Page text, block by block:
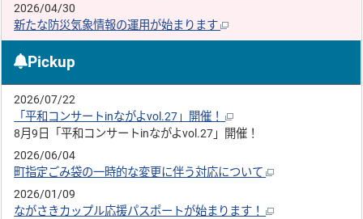
2026/04/30
新たな防災気象情報の運用が始まります
Pickup
2026/07/22
「平和コンサートinながよvol.27」開催！
8月9日「平和コンサートinながよvol.27」開催！
2026/06/04
町指定ごみ袋の一時的な変更に伴う対応について
2026/01/09
ながさきカップル応援パスポートが始まります！